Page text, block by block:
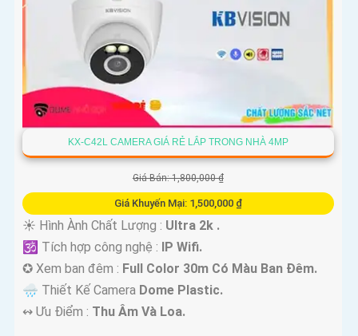
KX-C42L CAMERA GIÁ RẺ LẮP TRONG NHÀ 4MP
Giá Bán: 1,800,000 ₫
Giá Khuyến Mại: 1,500,000 ₫
☀️ Hình Ành Chất Lượng : Ultra 2k .
🕉️ Tích hợp công nghệ :
IP Wifi.
✪ Xem ban đêm : Full Color 30m Có Màu Ban Ðêm.
🌧️ Thiết Kế Camera Dome Plastic.
️↭ Ưu Điểm : Thu Âm Và Loa.